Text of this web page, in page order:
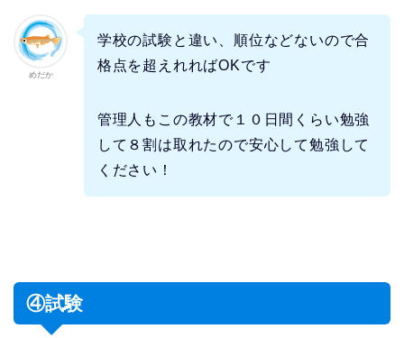
めだか
学校の試験と違い、順位などないので合
格点を超えれればOKです
管理人もこの教材で１０日間くらい勉強
して８割は取れたので安心して勉強して
ください！
④試験